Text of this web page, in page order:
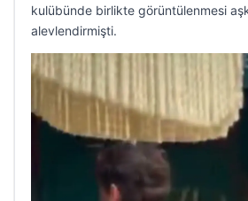
kulübünde birlikte görüntülenmesi aşk
alevlendirmişti.